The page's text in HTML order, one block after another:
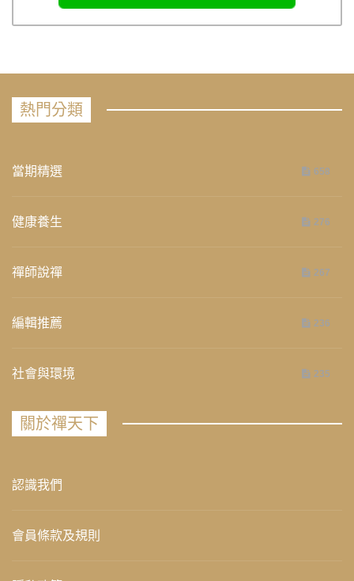
熱門分類
當期精選 658
健康養生 276
禪師說禪 267
編輯推薦 236
社會與環境 235
關於禪天下
認識我們
會員條款及規則